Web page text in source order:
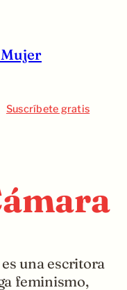
Suscríbete gratis
una escritora
feminismo,